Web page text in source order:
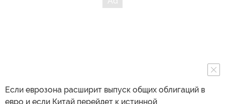
Если еврозона расширит выпуск общих облигаций в
евро и если Китай перейдет к истинной